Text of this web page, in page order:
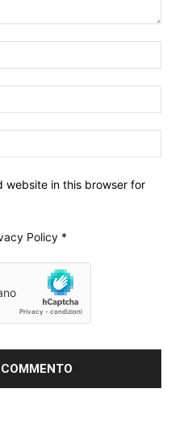
website in this browser for
Policy *